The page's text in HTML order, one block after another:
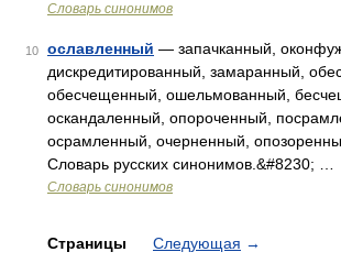
Словарь синонимов
10 ославленный — запачканный,
дискредитированный, замаранный,
обесчещенный, ошельмованный,
оскандаленный, опороченный,
осрамленный, очерненный,
Словарь русских синонимов.&#8230; …
Словарь синонимов
Страницы Следующая →